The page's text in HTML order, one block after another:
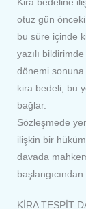
Kira bedeline
otuz gün önceki
bu süre içinde
yazılı
dönemi sonuna
kira bedeli, bu
bağlar.
Sözleşmede
ilişkin bir
davada
KİRA TESPİT